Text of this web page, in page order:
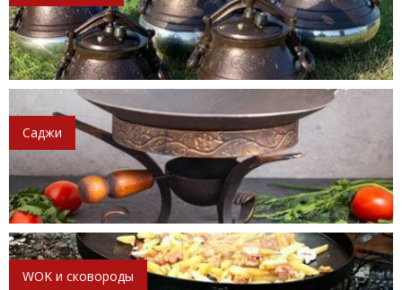
Саджи
WOK и сковороды